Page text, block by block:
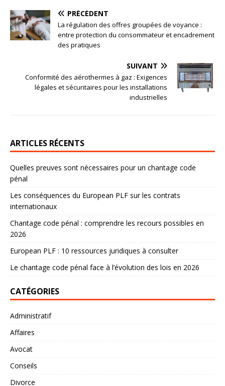
PRÉCÉDENT
La régulation des offres groupées de voyance :
entre protection du consommateur et encadrement
des pratiques
SUIVANT
Conformité des aérothermes à gaz : Exigences
légales et sécuritaires pour les installations
industrielles
ARTICLES RÉCENTS
Quelles preuves sont nécessaires pour un chantage code
pénal
Les conséquences du European PLF sur les contrats
internationaux
Chantage code pénal : comprendre les recours possibles en
2026
European PLF : 10 ressources juridiques à consulter
Le chantage code pénal face à l’évolution des lois en 2026
CATÉGORIES
Administratif
Affaires
Avocat
Conseils
Divorce